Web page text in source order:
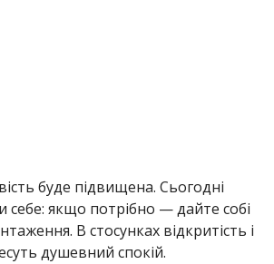
буде підвищена. Сьогодні
себе: якщо потрібно — дайте собі
В стосунках відкритість і
душевний спокій.